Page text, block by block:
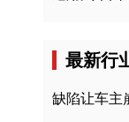
最新行
缺陷让车主